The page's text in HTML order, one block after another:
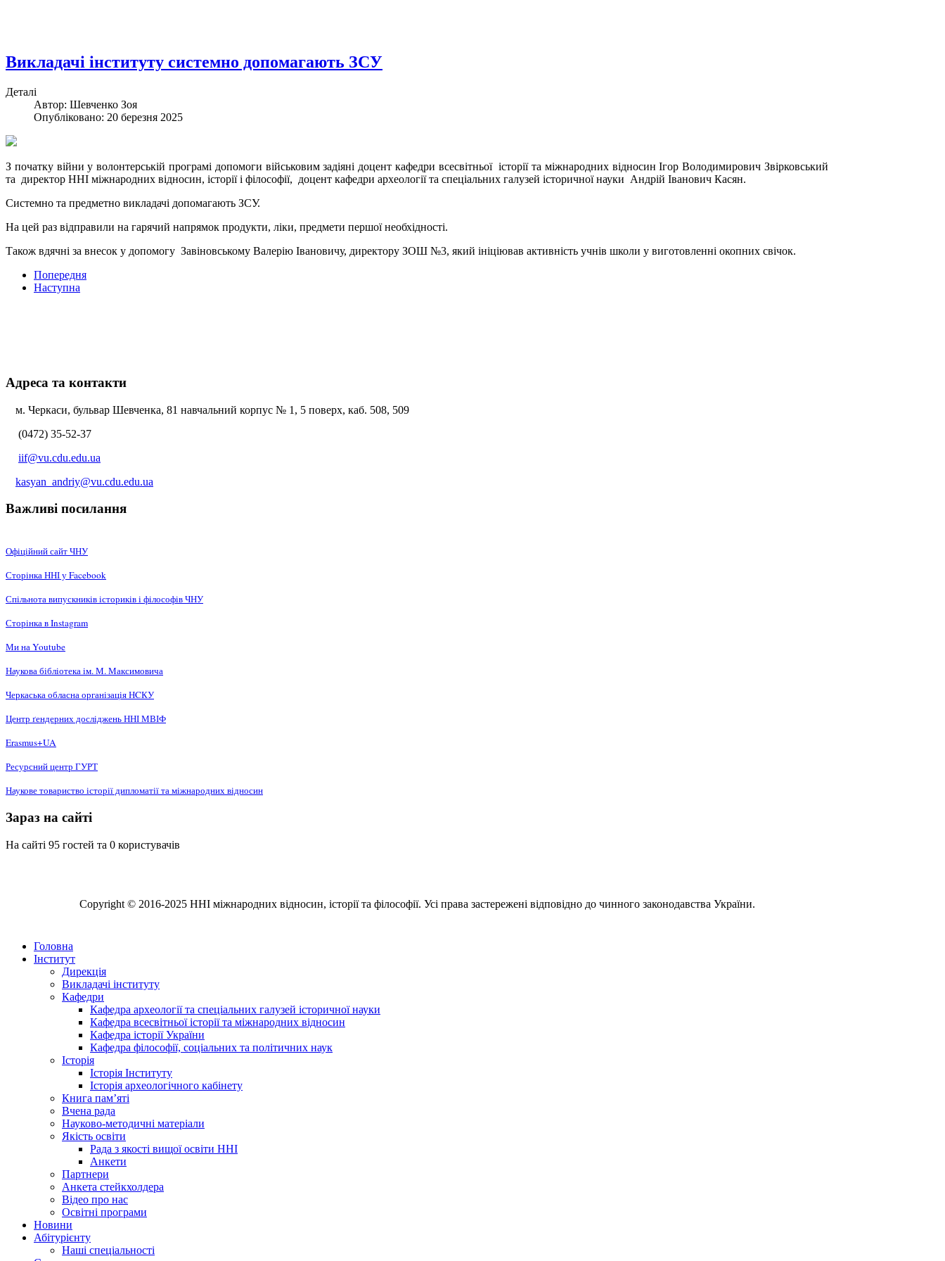
Викладачі інституту системно допомагають ЗСУ
Деталі
Автор: Шевченко Зоя
Опубліковано: 20 березня 2025
З початку війни у волонтерській програмі допомоги військовим задіяні доцент кафедри всесвітньої історії та міжнародних відносин Ігор Володимирович Звірковський
та директор ННІ міжнародних відносин, історії і філософії, доцент кафедри археології та спеціальних галузей історичної науки Андрій Іванович Касян.
Системно та предметно викладачі допомагають ЗСУ.
На цей раз відправили на гарячий напрямок продукти, ліки, предмети першої необхідності.
Також вдячні за внесок у допомогу Завіновському Валерію Івановичу, директору ЗОШ №3, який ініціював активність учнів школи у виготовленні окопних свічок.
Попередня
Наступна
Адреса та контакти
м. Черкаси, бульвар Шевченка, 81 навчальний корпус № 1, 5 поверх, каб. 508, 509
(0472) 35-52-37
iif@vu.cdu.edu.ua
kasyan_andriy@vu.cdu.edu.ua
Важливі посилання
Офіційний сайт ЧНУ
Сторінка ННІ у Facebook
Спільнота випускників істориків і філософів ЧНУ
Сторінка в Instagram
Ми на Youtube
Наукова бібліотека ім. М. Максимовича
Черкаська обласна організація НCКУ
Центр ґендерних досліджень ННІ МВІФ
Erasmus+UA
Ресурсний центр ГУРТ
Наукове товариство історії дипломатії та міжнародних відносин
Зараз на сайті
На сайті 95 гостей та 0 користувачів
Copyright © 2016-2025 ННІ міжнародних відносин, історії та філософії. Усі права застережені відповідно до чинного законодавства України.
Головна
Інститут
Дирекція
Викладачі інституту
Кафедри
Кафедра археології та спеціальних галузей історичної науки
Кафедра всесвітньої історії та міжнародних відносин
Кафедра історії України
Кафедра філософії, соціальних та політичних наук
Історія
Історія Інституту
Історія археологічного кабінету
Книга памʼяті
Вчена рада
Науково-методичні матеріали
Якість освіти
Рада з якості вищої освіти ННІ
Анкети
Партнери
Анкета стейкхолдера
Відео про нас
Освітні програми
Hовини
Абітурієнту
Наші спеціальності